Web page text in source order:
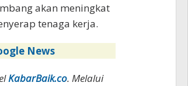
akan meningkat
tenaga kerja.
News
KabarBaik.co. Melalui